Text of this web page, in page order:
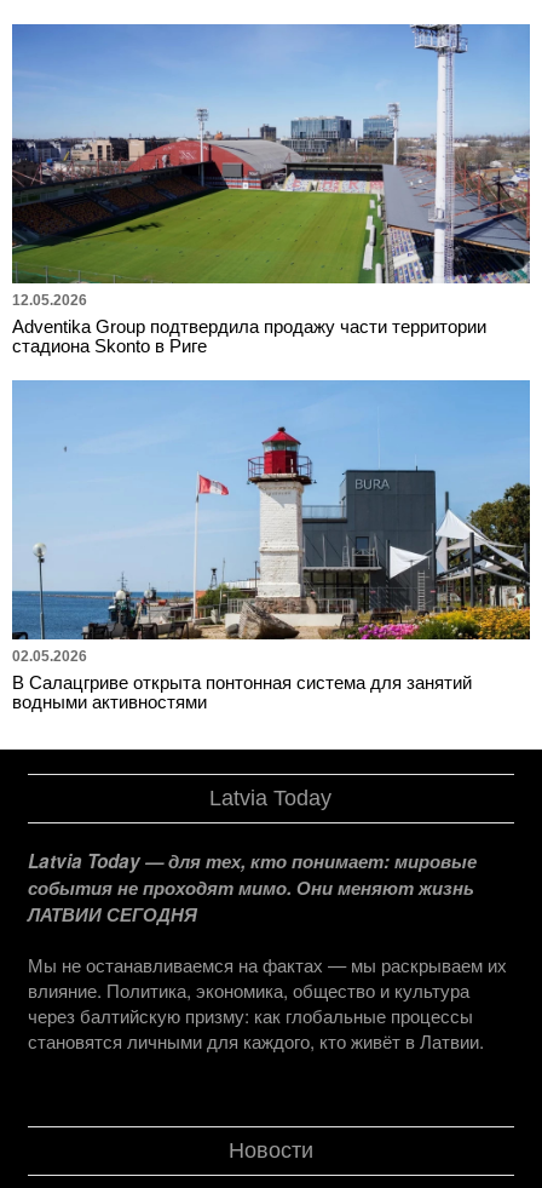
12.05.2026
Adventika Group подтвердила продажу части территории
стадиона Skonto в Риге
02.05.2026
В Салацгриве открыта понтонная система для занятий
водными активностями
Latvia Today
Latvia Today — для тех, кто понимает: мировые
события не проходят мимо. Они меняют жизнь
ЛАТВИИ СЕГОДНЯ
Мы не останавливаемся на фактах — мы раскрываем их
влияние. Политика, экономика, общество и культура
через балтийскую призму: как глобальные процессы
становятся личными для каждого, кто живёт в Латвии.
Новости